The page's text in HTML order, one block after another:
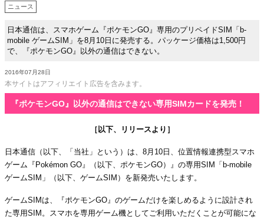
ニュース
日本通信は、スマホゲーム『ポケモンGO』専用のプリペイドSIM「b-
mobile ゲームSIM」を8月10日に発売する。パッケージ価格は1,500円
で、『ポケモンGO』以外の通信はできない。
2016年07月28日
本サイトはアフィリエイト広告を含みます。
『ポケモンGO』以外の通信はできない専用SIMカードを発売！
［以下、リリースより］
日本通信（以下、「当社」という）は、8月10日、位置情報連携型スマホ
ゲーム『Pokémon GO』（以下、ポケモンGO）』の専用SIM「b-mobile
ゲームSIM」（以下、ゲームSIM）を新発売いたします。
ゲームSIMは、『ポケモンGO』のゲームだけを楽しめるように設計され
た専用SIM。スマホを専用ゲーム機としてご利用いただくことが可能にな